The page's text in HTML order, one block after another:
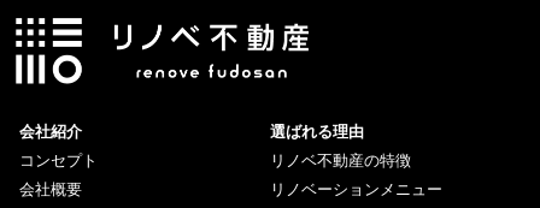
会社紹介
コンセプト
会社概要
選ばれる理由
リノベ不動産の特徴
リノベーションメニュー